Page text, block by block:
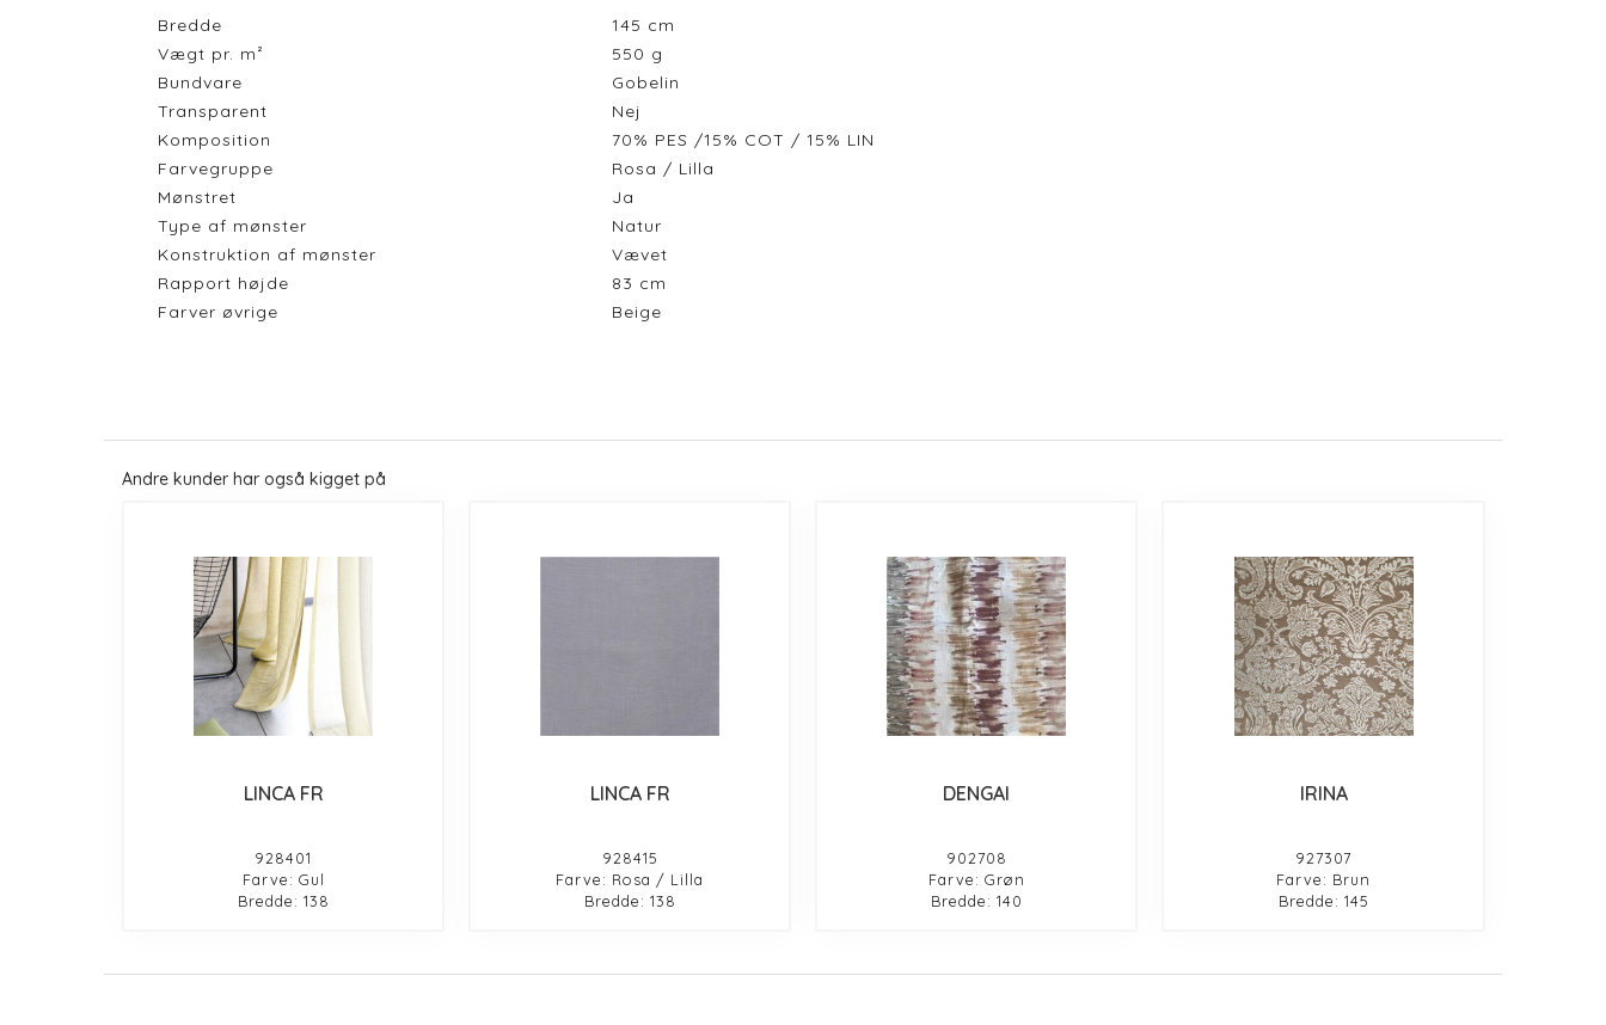
Bredde 145 cm
Vægt pr. m²
550 g
Bundvare
Gobelin
Transparent
Nej
Komposition
70% PES /15% COT / 15% LIN
Farvegruppe
Rosa / Lilla
Mønstret
Ja
Type af mønster
Natur
Konstruktion af mønster
Vævet
Rapport højde
83 cm
Farver øvrige
Beige
Andre kunder har også kigget på
LINCA FR
928401
Farve: Gul
Bredde: 138
LINCA FR
928415
Farve: Rosa / Lilla
Bredde: 138
DENGAI
902708
Farve: Grøn
Bredde: 140
IRINA
927307
Farve: Brun
Bredde: 145